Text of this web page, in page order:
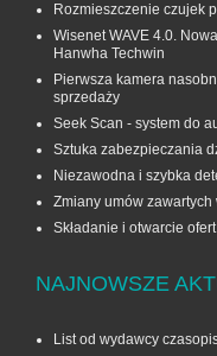
Rozmieszczenie czujek
Wisenet WAVE 4.0.
Hanwha Techwin
Pierwsza kamera
sprzedaży
Seek Scan - system do
Sztuka zabezpieczania
Niezawodna i szybka
Zmiany umów
Składanie i otwarcie
NAJNOWSZE
List od wydawcy